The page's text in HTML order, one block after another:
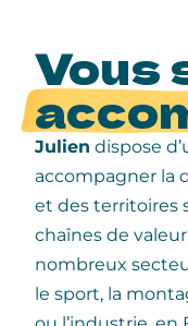
Vous
Julien dispose
accompagner la
et des territoires
chaînes de
nombreux
le sport, la